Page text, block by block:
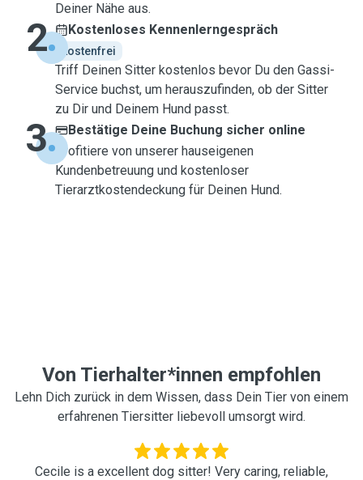
Deiner Nähe aus.
2 Kostenloses Kennenlerngespräch
kostenfrei
Triff Deinen Sitter kostenlos bevor Du den Gassi-
Service buchst, um herauszufinden, ob der Sitter
zu Dir und Deinem Hund passt.
3
Bestätige Deine Buchung sicher online
Profitiere von unserer hauseigenen
Kundenbetreuung und kostenloser
Tierarztkostendeckung für Deinen Hund.
Von Tierhalter*innen empfohlen
Lehn Dich zurück in dem Wissen, dass Dein Tier von einem
erfahrenen Tiersitter liebevoll umsorgt wird.
Cecile is a excellent dog sitter! Very caring, reliable,